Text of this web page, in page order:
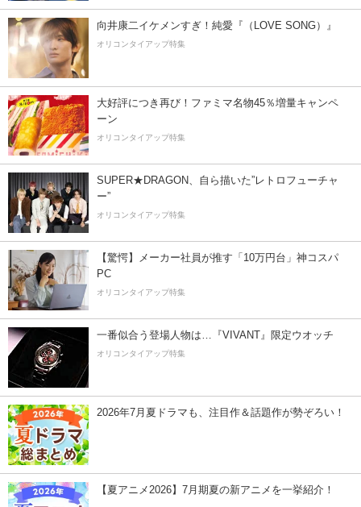
向井康二イケメンすぎ！純愛『（LOVE SONG）』
オリコンタイアップ特集
大好評につき再び！ファミマ名物45％増量キャンペ
ーン
オリコンタイアップ特集
SUPER★DRAGON、自ら描いた”レトロフューチャ
ー”
オリコンタイアップ特集
【驚愕】メーカー社員が推す「10万円台」神コスパ
PC
オリコンタイアップ特集
一番似合う登場人物は…『VIVANT』限定ウオッチ
オリコンタイアップ特集
2026年7月夏ドラマも、注目作＆話題作が勢ぞろい！
【夏アニメ2026】7月期夏の新アニメを一挙紹介！